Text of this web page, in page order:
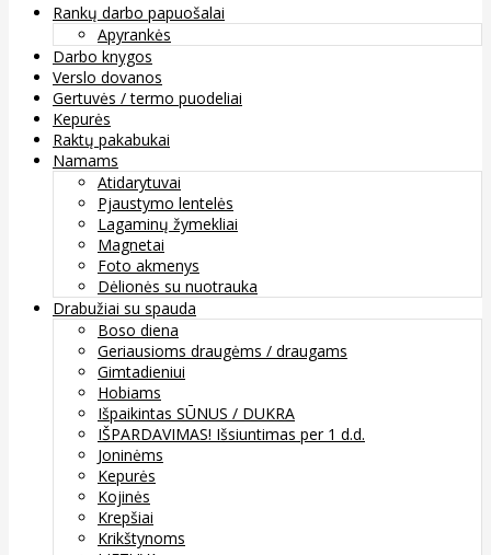
Rankų darbo papuošalai
Apyrankės
Darbo knygos
Verslo dovanos
Gertuvės / termo puodeliai
Kepurės
Raktų pakabukai
Namams
Atidarytuvai
Pjaustymo lentelės
Lagaminų žymekliai
Magnetai
Foto akmenys
Dėlionės su nuotrauka
Drabužiai su spauda
Boso diena
Geriausioms draugėms / draugams
Gimtadieniui
Hobiams
Išpaikintas SŪNUS / DUKRA
IŠPARDAVIMAS! Išsiuntimas per 1 d.d.
Joninėms
Kepurės
Kojinės
Krepšiai
Krikštynoms